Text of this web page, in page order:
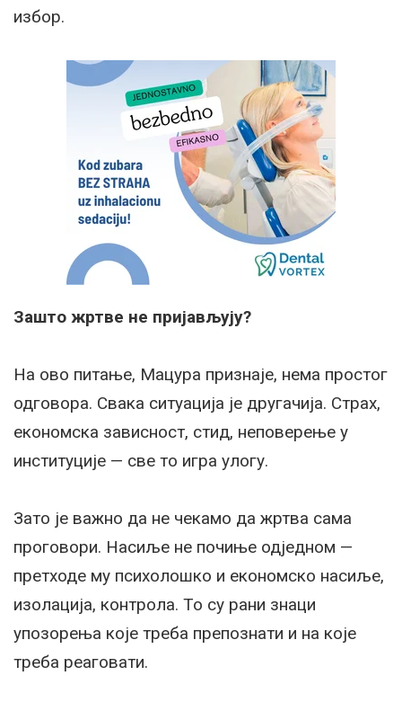
избор.
Зашто жртве не пријављују?
На ово питање, Мацура признаје, нема простог
одговора. Свака ситуација је другачија. Страх,
економска зависност, стид, неповерење у
институције — све то игра улогу.
Зато је важно да не чекамо да жртва сама
проговори. Насиље не почиње одједном —
претходе му психолошко и економско насиље,
изолација, контрола. То су рани знаци
упозорења које треба препознати и на које
треба реаговати.